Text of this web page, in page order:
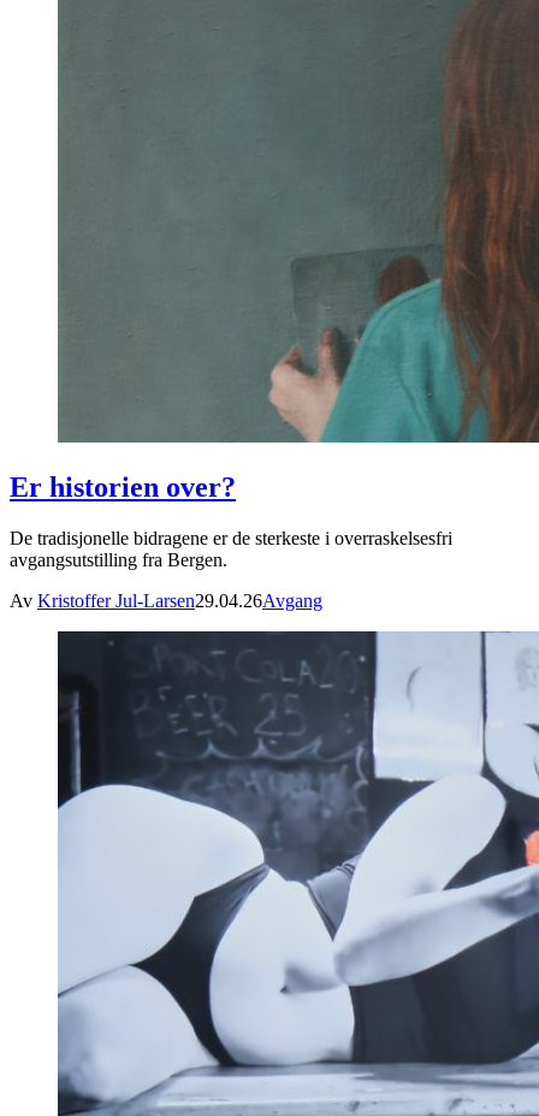
Er historien over?
De tradisjonelle bidragene er de sterkeste i overraskelsesfri
avgangsutstilling fra Bergen.
Av Kristoffer Jul-Larsen29.04.26Avgang